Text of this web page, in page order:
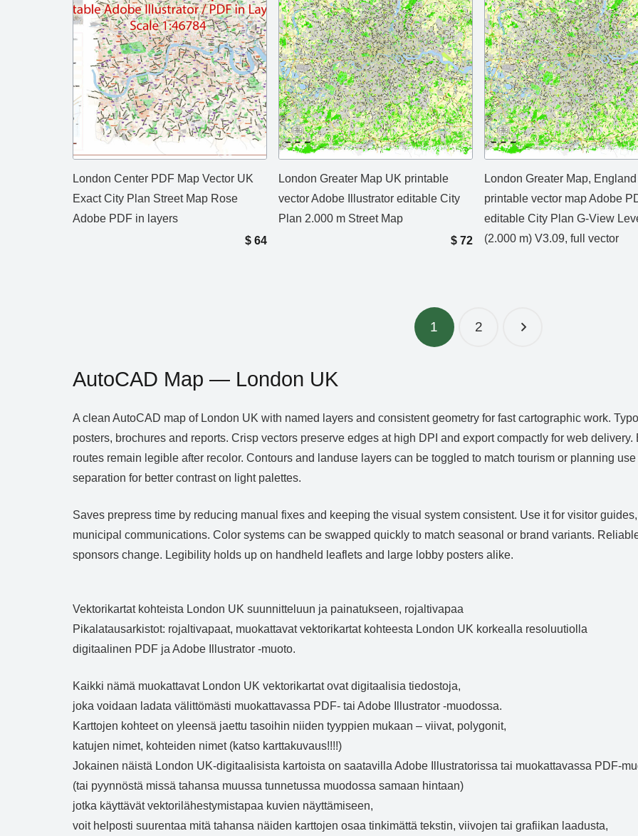
London Center PDF Map Vector UK
Exact City Plan Street Map Rose
Adobe PDF in layers
$ 64
London Greater Map UK printable
vector Adobe Illustrator editable City
Plan 2.000 m Street Map
$ 72
London Greater Map,
printable vector map Adobe
editable City Plan G-View
(2.000 m) V3.09, full vector
1 2
AutoCAD Map — London UK
A clean AutoCAD map of London UK with named layers and consistent geometry for fast cartographic work.
posters, brochures and reports. Crisp vectors preserve edges at high DPI and export compactly for web
routes remain legible after recolor. Contours and landuse layers can be toggled to match tourism or planning
separation for better contrast on light palettes.
Saves prepress time by reducing manual fixes and keeping the visual system consistent. Use it for visitor
municipal communications. Color systems can be swapped quickly to match seasonal or brand variants.
sponsors change. Legibility holds up on handheld leaflets and large lobby posters alike.
Vektorikartat kohteista London UK suunnitteluun ja painatukseen, rojaltivapaa
Pikalatausarkistot: rojaltivapaat, muokattavat vektorikartat kohteesta London UK korkealla resoluutiolla
digitaalinen PDF ja Adobe Illustrator -muoto.
Kaikki nämä muokattavat London UK vektorikartat ovat digitaalisia tiedostoja,
joka voidaan ladata välittömästi muokattavassa PDF- tai Adobe Illustrator -muodossa.
Karttojen kohteet on yleensä jaettu tasoihin niiden tyyppien mukaan – viivat, polygonit,
katujen nimet, kohteiden nimet (katso karttakuvaus!!!!)
Jokainen näistä London UK-digitaalisista kartoista on saatavilla Adobe Illustratorissa tai muokattavassa PDF-
(tai pyynnöstä missä tahansa muussa tunnetussa muodossa samaan hintaan)
jotka käyttävät vektorilähestymistapaa kuvien näyttämiseen,
voit helposti suurentaa mitä tahansa näiden karttojen osaa tinkimättä tekstin, viivojen tai grafiikan laadusta,